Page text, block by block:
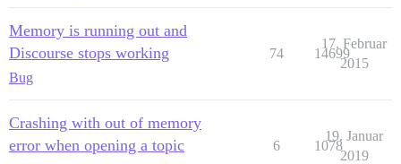
Memory is running out and
Discourse stops working
Bug
74 14699
17. Februar
2015
Crashing with out of memory
error when opening a topic
6 1078
19. Januar
2019